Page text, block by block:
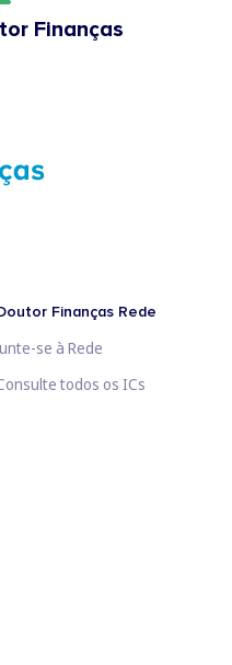
Finanças
Finanças Rede
se à Rede
todos os ICs